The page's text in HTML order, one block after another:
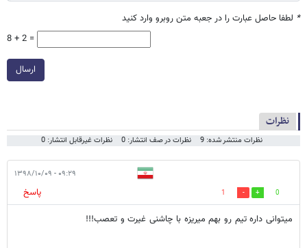
* لطفا حاصل عبارت را در جعبه متن روبرو وارد کنید
8 + 2 =
ارسال
نظرات
نظرات منتشر شده: 9 نظرات در صف انتشار: 0 نظرات غیرقابل انتشار: 0
۰۹:۲۹ - ۱۳۹۸/۱۰/۰۹
0
1
پاسخ
میتوانی داره تیم رو بهم میریزه با چاشنی غیرت و تعصب!!!